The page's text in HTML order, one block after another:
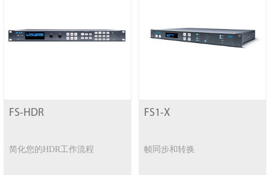
FS-HDR
简化您的HDR工作流程
FS1-X
帧同步和转换